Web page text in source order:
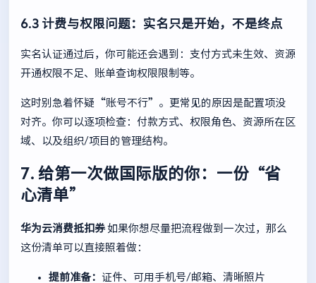
6.3 计费与权限问题：实名只是开始，不是终点
实名认证通过后，你可能还会遇到：支付方式未生效、资源
开通权限不足、账单查询权限限制等。
这时别急着怀疑“账号不行”。更常见的原因是配置项没
对齐。你可以逐项检查：付款方式、权限角色、资源所在区
域、以及组织/项目的管理结构。
7. 给第一次做国际版的你：一份“省
心清单”
华为云消费抵扣券如果你想尽量把流程做到一次过，那么
这份清单可以直接照着做：
提前准备： 证件、可用手机号/邮箱、清晰照片